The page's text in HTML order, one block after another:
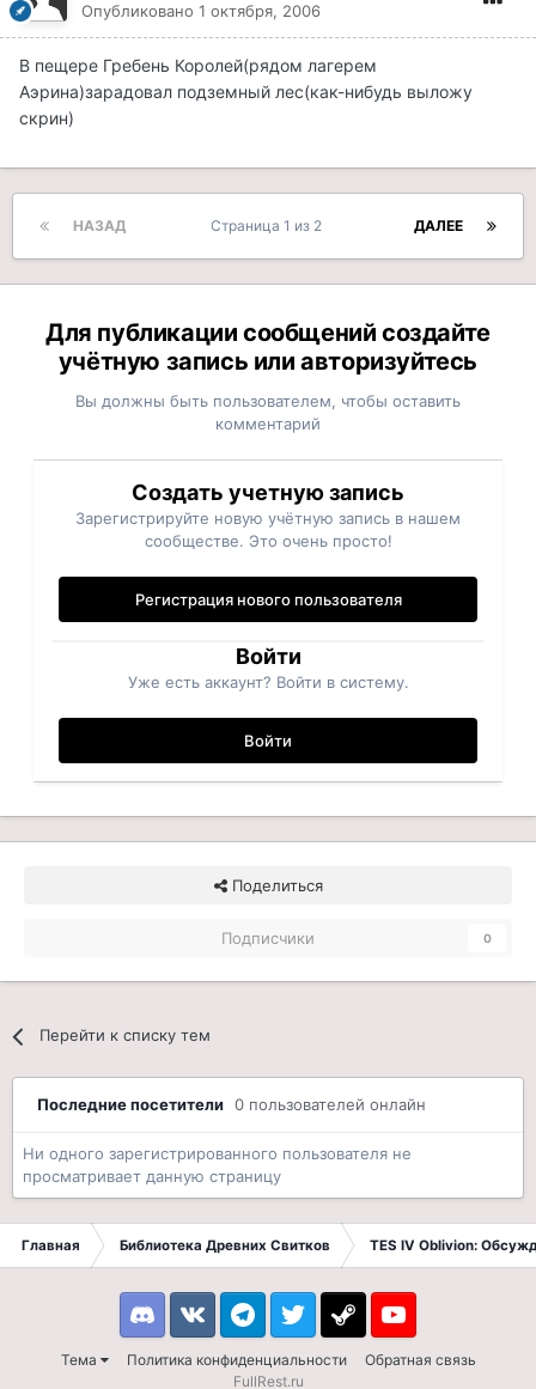
Опубликовано 1 октября, 2006
В пещере Гребень Королей(рядом лагерем
Аэрина)зарадовал подземный лес(как-нибудь выложу
скрин)
НАЗАД ДАЛЕЕ
Страница 1 из 2
Для публикации сообщений создайте
учётную запись или авторизуйтесь
Вы должны быть пользователем, чтобы оставить
комментарий
Создать учетную запись
Зарегистрируйте новую учётную запись в нашем
сообществе. Это очень просто!
Регистрация нового пользователя
Войти
Уже есть аккаунт? Войти в систему.
Войти
Поделиться
Подписчики 0
Перейти к списку тем
Последние посетители 0 пользователей онлайн
Ни одного зарегистрированного пользователя не
просматривает данную страницу
Главная Библиотека Древних Свитков TES IV Oblivion:
Тема Политика конфиденциальности Обратная связь
DiscordVK TelegramTwitter Steam Youtube
FullRest.ru